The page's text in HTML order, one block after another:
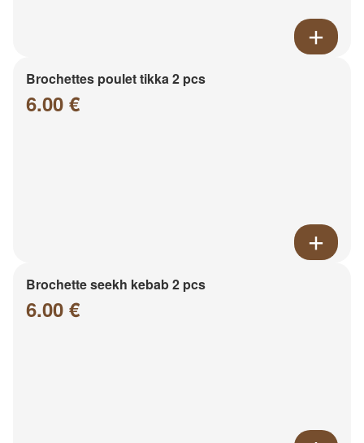
Brochettes poulet tikka 2 pcs
6.00 €
Brochette seekh kebab 2 pcs
6.00 €